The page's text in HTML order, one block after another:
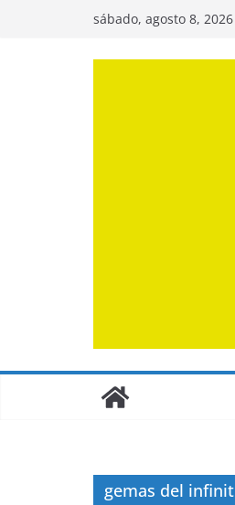
sábado, agosto 8, 2026
gemas del